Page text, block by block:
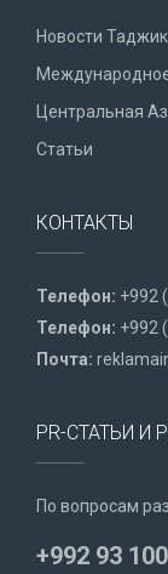
Новости
Центральная
Статьи
КОНТАКТЫ
Телефон: +992
Телефон: +992
Почта:
PR-СТАТЬИ И
По вопросам
+992 93